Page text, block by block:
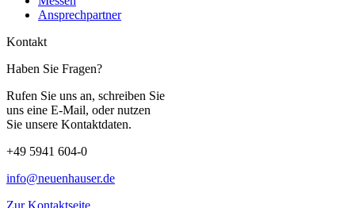
Ansprechpartner
Kontakt
Haben Sie Fragen?
Rufen Sie uns an, schreiben Sie
uns eine E-Mail, oder nutzen
Sie unsere Kontaktdaten.
+49 5941 604-0
info@neuenhauser.de
Zur Kontaktseite